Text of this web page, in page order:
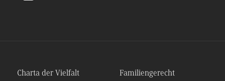
Charta der Vielfalt Familiengerecht